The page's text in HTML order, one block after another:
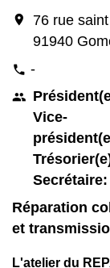
location_on
76 rue
91940
phone -
people
Vice-
Secrétaire:
Réparation
et
L'atelier du